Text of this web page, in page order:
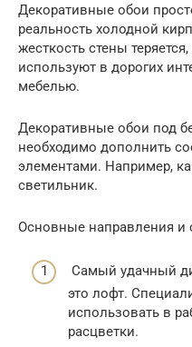
Декоративные обои
реальность холодной
жесткость стены
используют в дорогих
мебелью.
Декоративные обои под
необходимо дополнить
элементами. Например,
светильник.
Основные направления и
Самый удачный
это лофт.
использовать в
расцветки.